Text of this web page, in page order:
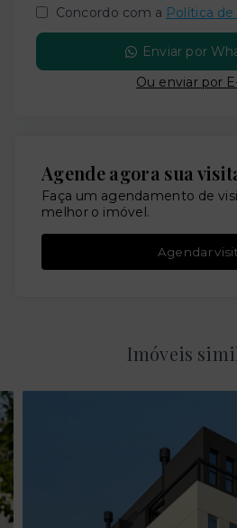
Concordo com a Política
Enviar por
Ou enviar por
Agende agora sua
Faça um agendamento de
melhor o imóvel.
Agendar
Imóveis